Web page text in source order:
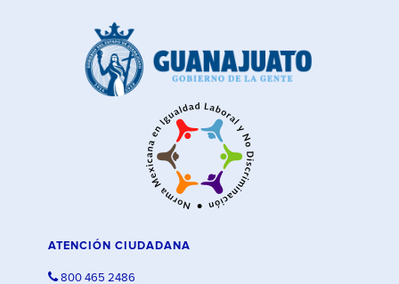
ATENCIÓN CIUDADANA
800 465 2486